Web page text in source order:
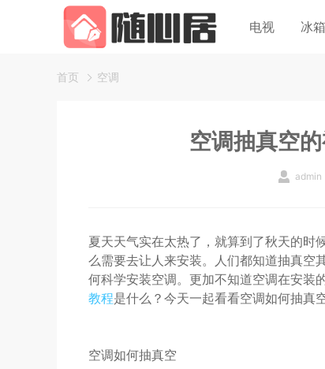
电视 冰箱
首页 空调
空调抽真空
admin
夏天天气实在太热了，就算到了秋天的时
么需要去让人来安装。人们都知道抽真空
何科学安装空调。更加不知道空调在安装
教程是什么？今天一起看看空调如何抽真空
空调如何抽真空